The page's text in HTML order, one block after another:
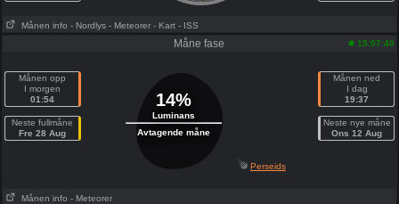
Månen info - Nordlys - Meteorer - Kart - ISS
Måne fase 15:07:40
Månen opp
I morgen
01:54
Neste fullmåne
Fre 28 Aug
14%
Luminans
Avtagende måne
Månen ned
I dag
19:37
Neste nye måne
Ons 12 Aug
Perseids
Månen info - Meteorer